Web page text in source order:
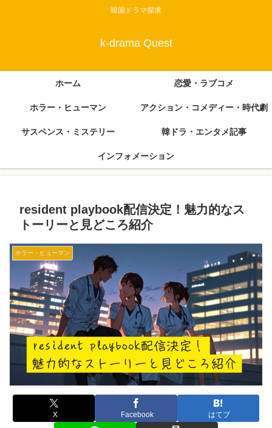
韓国ドラマ探求
k-drama Quest
ホーム 恋愛・ラブコメ
ホラー・ヒューマン アクション・コメディー・時代劇
サスペンス・ミステリー 韓ドラ・エンタメ記事
インフォメーション
resident playbook配信決定！魅力的なス
トーリーと見どころ紹介
ホラー・ヒューマン
X Facebook はてブ